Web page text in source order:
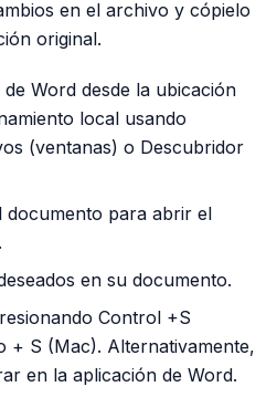
en el archivo y cópielo
original.
Word desde la ubicación
local usando
(ventanas) o Descubridor
documento para abrir el
en su documento.
Control +S
+ S (Mac). Alternativamente,
en la aplicación de Word.